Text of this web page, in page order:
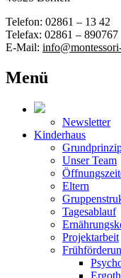
Telefon: 02861 – 13 42
Telefax: 02861 – 890767
E-Mail:
Menü
Newsletter
Kinderhaus
Unser Team
Eltern
Tagesablauf
Projektarbeit